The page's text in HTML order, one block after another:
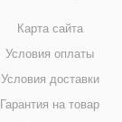
Карта сайта
Условия оплаты
Условия доставки
Гарантия на товар